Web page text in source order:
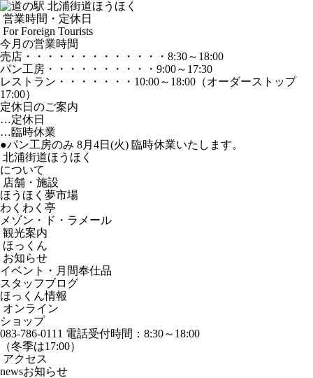
営業時間・定休日
For Foreign Tourists
今月の営業時間
売店 ・・・・・・・・・・・・・ 8:30～18:00
パン工房 ・・・・・・・・・・ 9:00～17:30
レストラン ・・・・・・・ 10:00～18:00 （オーダーストップ
17:00）
定休日のご案内
…定休日
…臨時休業
●パン工房のみ 8月4日(火) 臨時休業いたします。
北浦街道ほうほく
について
店舗・施設
ほうほく夢市場
わくわく亭
メゾン・ド・ラメール
観光案内
ほっくん
お知らせ
イベント・月間奉仕品
スタッフブログ
ほっくん情報
オンライン
ショップ
083-786-0111 電話受付時間：8:30～18:00
（冬季は17:00）
アクセス
newsお知らせ